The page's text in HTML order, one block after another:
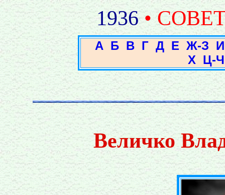
1936 •
А Б В Г Д Е Ж-З И
Х Ц-Ч
Величко